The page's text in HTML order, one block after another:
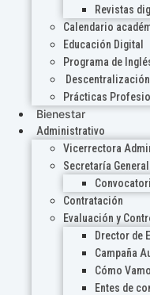
Revistas
Calendario
Educación Digital
Programa de
Prácticas
Bienestar
Administrativo
Vicerrectora
Secretaría General
Contratación
Evaluación y
Drector de
Campaña
Cómo
Entes de